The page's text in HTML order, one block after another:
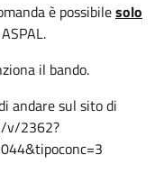
è possibilesolo
il bando.
andare sul sito di
v/2362?